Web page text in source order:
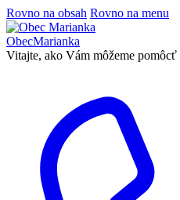
Rovno na obsah Rovno na menu
ObecMarianka
Vitajte, ako Vám môžeme pomôcť